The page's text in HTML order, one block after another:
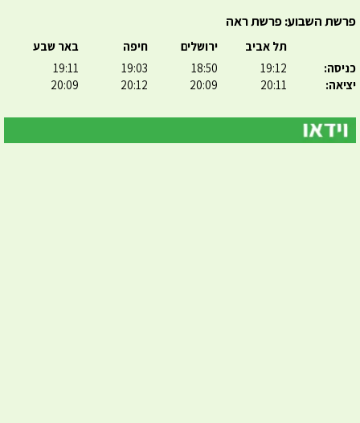
פרשת השבוע: פרשת ראה
כניסה:
יציאה:
תל אביב
19:12
20:11
ירושלים
18:50
20:09
חיפה
19:03
20:12
באר שבע
19:11
20:09